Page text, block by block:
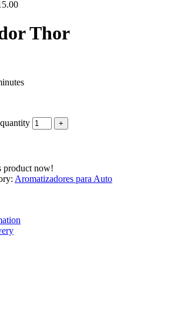
Thor
product now!
Aromatizadores para Auto